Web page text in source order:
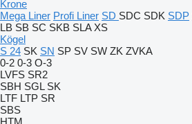
Krone
Mega Liner Profi Liner SD SDC SDK SDP
LB SB SC SKB SLA XS
Kögel
S 24 SK SN SP SV SW ZK ZVKA
0-2 0-3 O-3
LVFS SR2
SBH SGL SK
LTF LTP SR
SBS
HTM